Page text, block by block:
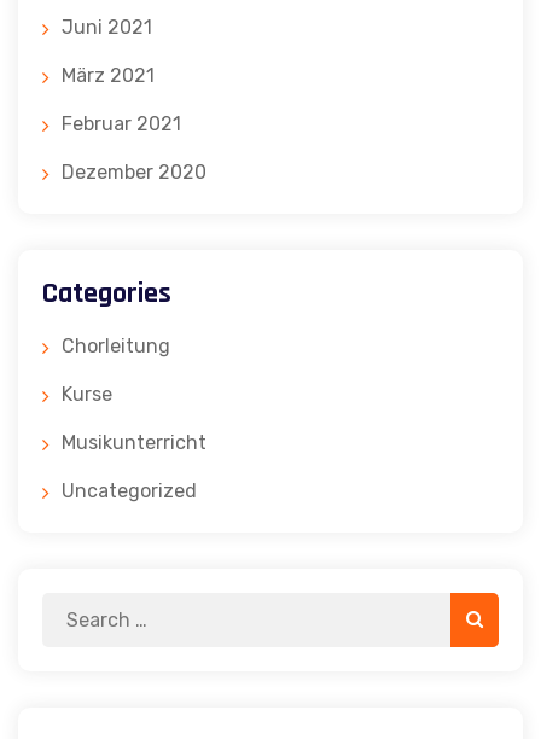
Juni 2021
März 2021
Februar 2021
Dezember 2020
Categories
Chorleitung
Kurse
Musikunterricht
Uncategorized
Search
Search